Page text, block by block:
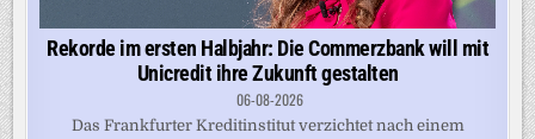
Rekorde im ersten Halbjahr: Die Commerzbank will mit
Unicredit ihre Zukunft gestalten
06-08-2026
Das Frankfurter Kreditinstitut verzichtet nach einem